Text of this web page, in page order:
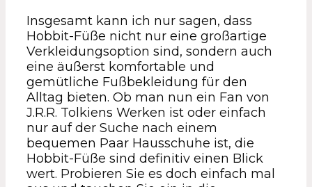
Insgesamt kann ich nur sagen, dass
Hobbit-Füße nicht nur eine großartige
Verkleidungsoption sind, sondern auch
eine äußerst komfortable und
gemütliche Fußbekleidung für den
Alltag bieten. Ob man nun ein Fan von
J.R.R. Tolkiens Werken ist oder einfach
nur auf der Suche nach einem
bequemen Paar Hausschuhe ist, die
Hobbit-Füße sind definitiv einen Blick
wert. Probieren Sie es doch einfach mal